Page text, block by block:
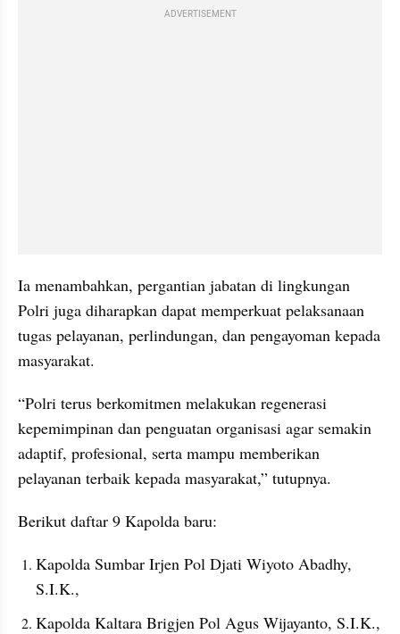
ADVERTISEMENT
Ia menambahkan, pergantian jabatan di lingkungan
Polri juga diharapkan dapat memperkuat pelaksanaan
tugas pelayanan, perlindungan, dan pengayoman kepada
masyarakat.
“Polri terus berkomitmen melakukan regenerasi
kepemimpinan dan penguatan organisasi agar semakin
adaptif, profesional, serta mampu memberikan
pelayanan terbaik kepada masyarakat,” tutupnya.
Berikut daftar 9 Kapolda baru:
Kapolda Sumbar Irjen Pol Djati Wiyoto Abadhy,
S.I.K.,
Kapolda Kaltara Brigjen Pol Agus Wijayanto, S.I.K.,